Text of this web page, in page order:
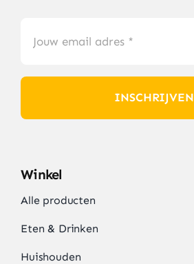
INSCHRIJVEN
Winkel
Alle producten
Eten & Drinken
Huishouden